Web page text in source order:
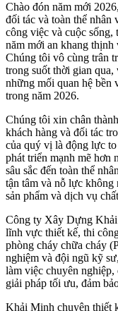
Chào đón năm mới
đối tác và toàn thể
công việc và cuộc
năm mới an khang
Chúng tôi vô cùng trân
trong suốt thời gian
những mối quan hệ bền
trong năm 2026.
Chúng tôi xin chân
khách hàng và đối tác
của quý vị là động lực
phát triển mạnh mẽ
sâu sắc đến toàn thể
tận tâm và nỗ lực không
sản phẩm và dịch vụ
Công ty Xây Dựng
lĩnh vực thiết kế, thi
phòng cháy chữa cháy
nghiệm và đội ngũ kỹ
làm việc chuyên nghiệp,
giải pháp tối ưu, đảm
Khải Minh chuyên thiết